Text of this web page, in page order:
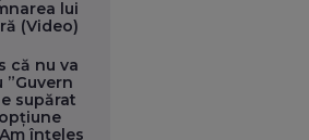
lui
(Video)
că nu va
supărat
înţeles